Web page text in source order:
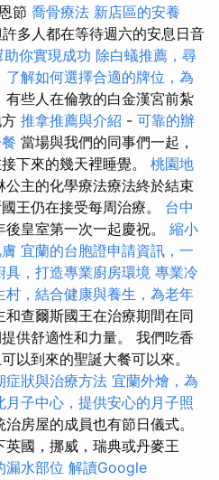
節 喬骨療法 新店區的安養
多人都在等待週六的安息日音
你實現成功 除白蟻推薦，尋
了解如何選擇合適的牌位，為
有些人在倫敦的白金漢宮前紮
推拿推薦與介紹 - 可靠的辦
當場與我們的同事們一起，
下來的幾天裡睡覺。 桃園地
公主的化學療法療法終於結束
王仍在接受每周治療。 台中
皇室第一次一起慶祝。 縮小
宜蘭的台胞證申請資訊，一
具，打造專業廚房環境 專業冷
村，結合健康與養生，為老年
和查爾斯國王在治療期間在同
供舒適性和力量。 我們吃香
以到來的聖誕大餐可以來。
症狀與治療方法 宜蘭外燴，為
月子中心，提供安心的月子照
房屋的成員也有節日儀式。
英國，挪威，瑞典或丹麥王
漏水部位 解讀Google